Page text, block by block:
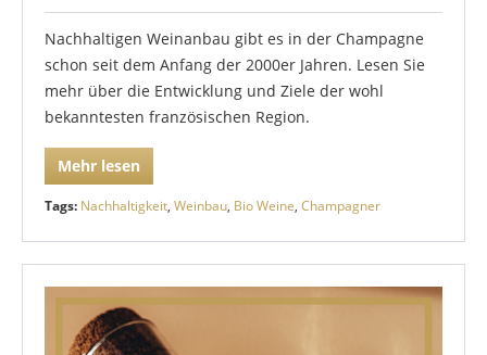
Nachhaltigen Weinanbau gibt es in der Champagne
schon seit dem Anfang der 2000er Jahren. Lesen Sie
mehr über die Entwicklung und Ziele der wohl
bekanntesten französischen Region.
Mehr lesen
Tags: Nachhaltigkeit, Weinbau, Bio Weine, Champagner